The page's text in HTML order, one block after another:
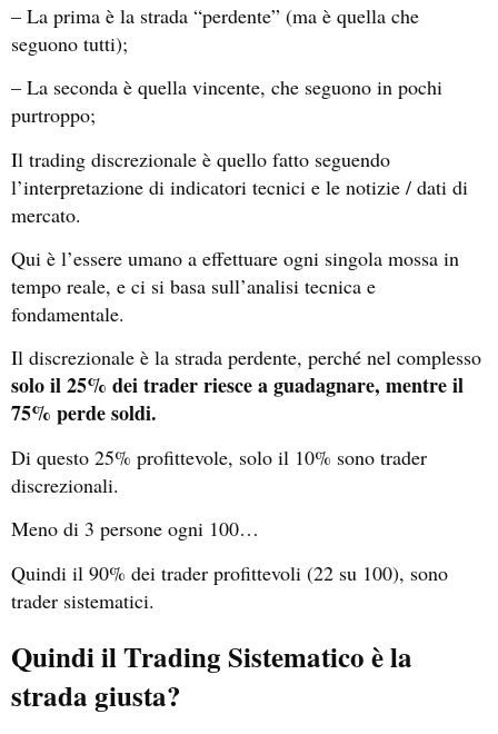
– La prima è la strada “perdente” (ma è quella che
seguono tutti);
– La seconda è quella vincente, che seguono in pochi
purtroppo;
Il trading discrezionale è quello fatto seguendo
l’interpretazione di indicatori tecnici e le notizie / dati di
mercato.
Qui è l’essere umano a effettuare ogni singola mossa in
tempo reale, e ci si basa sull’analisi tecnica e
fondamentale.
Il discrezionale è la strada perdente, perché nel complesso
solo il 25% dei trader riesce a guadagnare, mentre il
75% perde soldi.
Di questo 25% profittevole, solo il 10% sono trader
discrezionali.
Meno di 3 persone ogni 100…
Quindi il 90% dei trader profittevoli (22 su 100), sono
trader sistematici.
Quindi il Trading Sistematico è la
strada giusta?